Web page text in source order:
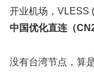
开业机场，VLESS
中国优化直连（
没有台湾节点，算